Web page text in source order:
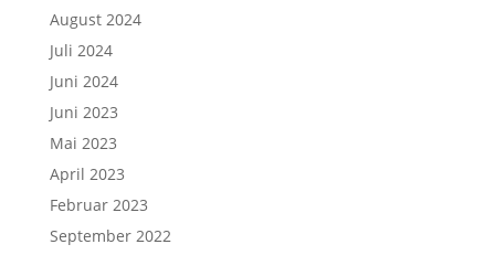
August 2024
Juli 2024
Juni 2024
Juni 2023
Mai 2023
April 2023
Februar 2023
September 2022